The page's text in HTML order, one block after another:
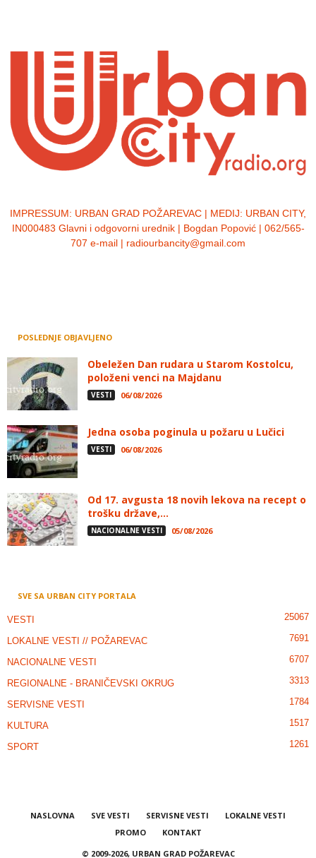
IMPRESSUM: URBAN GRAD POŽAREVAC | MEDIJ: URBAN CITY,
IN000483 Glavni i odgovorni urednik | Bogdan Popović | 062/565-
707 e-mail | radiourbancity@gmail.com
POSLEDNJE OBJAVLJENO
Obeležen Dan rudara u Starom Kostolcu,
položeni venci na Majdanu
VESTI 06/08/2026
Jedna osoba poginula u požaru u Lučici
VESTI 06/08/2026
Od 17. avgusta 18 novih lekova na recept o
trošku države,...
NACIONALNE VESTI 05/08/2026
SVE SA URBAN CITY PORTALA
VESTI 25067
LOKALNE VESTI // POŽAREVAC 7691
NACIONALNE VESTI 6707
REGIONALNE - BRANIČEVSKI OKRUG 3313
SERVISNE VESTI 1784
KULTURA 1517
SPORT 1261
NASLOVNA SVE VESTI SERVISNE VESTI
LOKALNE VESTI
PROMO
KONTAKT
© 2009-2026, URBAN GRAD POŽAREVAC